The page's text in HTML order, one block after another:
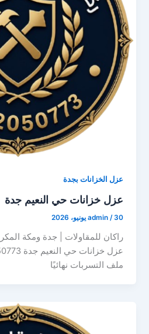
عزل الخزانات بجدة
عزل خزانات حي النعيم جدة
admin /30 يونيو، 2026
ملف التسربات نهائيًا